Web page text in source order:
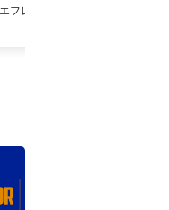
フレディメイド